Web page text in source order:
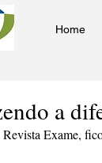
Home
a
Revista Exame,